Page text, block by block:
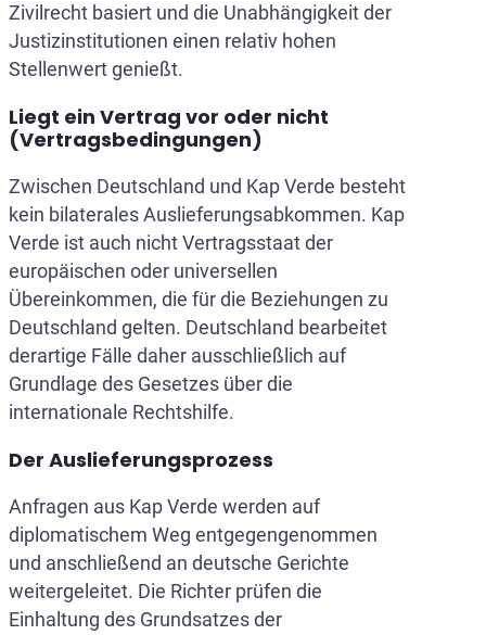
Zivilrecht basiert und die Unabhängigkeit der
Justizinstitutionen einen relativ hohen
Stellenwert genießt.
Liegt ein Vertrag vor oder nicht
(Vertragsbedingungen)
Zwischen Deutschland und Kap Verde besteht
kein bilaterales Auslieferungsabkommen. Kap
Verde ist auch nicht Vertragsstaat der
europäischen oder universellen
Übereinkommen, die für die Beziehungen zu
Deutschland gelten. Deutschland bearbeitet
derartige Fälle daher ausschließlich auf
Grundlage des Gesetzes über die
internationale Rechtshilfe.
Der Auslieferungsprozess
Anfragen aus Kap Verde werden auf
diplomatischem Weg entgegengenommen
und anschließend an deutsche Gerichte
weitergeleitet. Die Richter prüfen die
Einhaltung des Grundsatzes der